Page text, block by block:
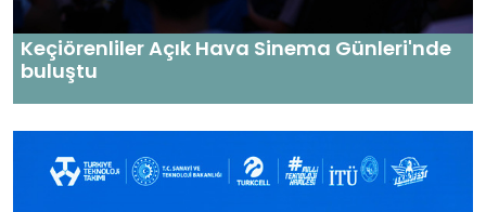
Keçiörenliler Açık Hava Sinema Günleri'nde
buluştu